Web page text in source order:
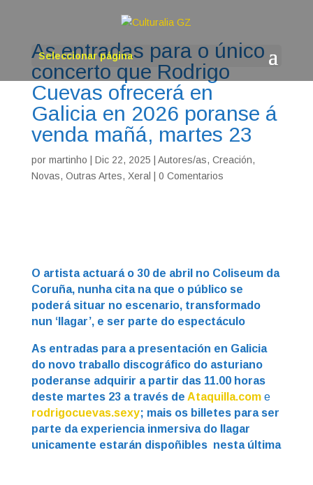
Seleccionar página
As entradas para o único
concerto que Rodrigo
Cuevas ofrecerá en
Galicia en 2026 poranse á
venda mañá, martes 23
por martinho Dic 22, 2025 Autores/as, Creación,
Novas, Outras Artes, Xeral 0 Comentarios
O artista actuará o 30 de abril no Coliseum da
Coruña, nunha cita na que o público se
poderá situar no escenario, transformado
nun ‘llagar’, e ser parte do espectáculo
As entradas para a presentación en Galicia
do novo traballo discográfico do asturiano
poderanse adquirir a partir das 11.00 horas
deste martes 23 a través de Ataquilla.com e
rodrigocuevas.sexy; mais os billetes para ser
parte da experiencia inmersiva do llagar
unicamente estarán dispoñibles nesta última